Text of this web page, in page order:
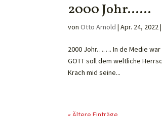
2000 Johr……
vonOtto Arnold |Apr. 24, 2022
2000 Johr……. In de Medie war
GOTT soll dem weltliche
Krach mid seine...